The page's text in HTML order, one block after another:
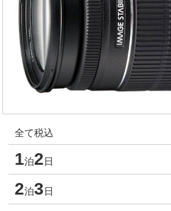
全て税込
1泊2 日
2泊3 日